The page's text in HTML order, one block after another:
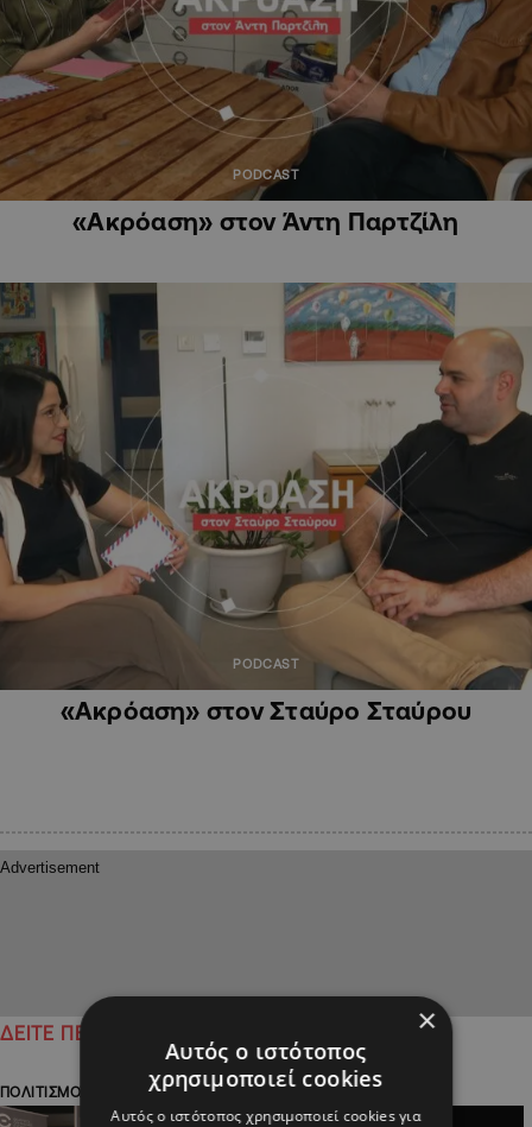
PODCAST
«Ακρόαση» στον Άντη Παρτζίλη
PODCAST
«Ακρόαση» στον Σταύρο Σταύρου
ΔΕΙΤΕ ΠΕΡΙΣΣΟΤΕΡΑ
ΠΟΛΙΤΙΣΜΟΣ
×
Αυτός ο ιστότοπος
χρησιμοποιεί cookies
Αυτός ο ιστότοπος χρησιμοποιεί cookies για